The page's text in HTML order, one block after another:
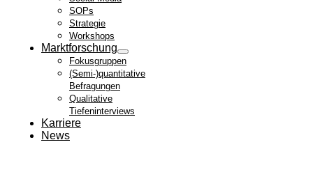
SOPs
Strategie
Workshops
Marktforschung
Fokusgruppen
(Semi-)quantitative
Befragungen
Qualitative
Tiefeninterviews
Karriere
News